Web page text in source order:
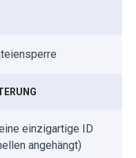
einzigartige ID
angehängt)